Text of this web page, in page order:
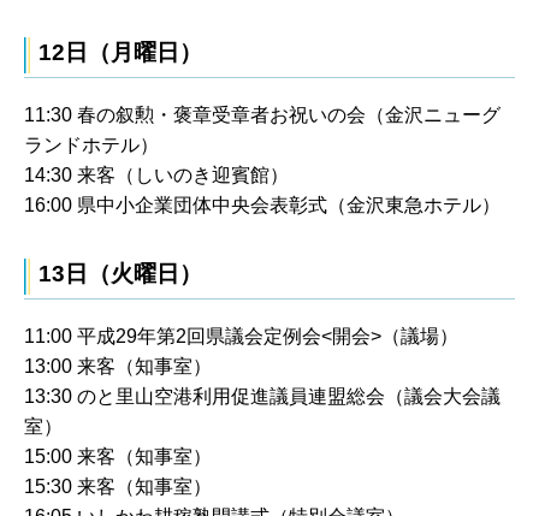
12日（月曜日）
11:30 春の叙勲・褒章受章者お祝いの会（金沢ニューグ
ランドホテル）
14:30 来客（しいのき迎賓館）
16:00 県中小企業団体中央会表彰式（金沢東急ホテル）
13日（火曜日）
11:00 平成29年第2回県議会定例会<開会>（議場）
13:00 来客（知事室）
13:30 のと里山空港利用促進議員連盟総会（議会大会議
室）
15:00 来客（知事室）
15:30 来客（知事室）